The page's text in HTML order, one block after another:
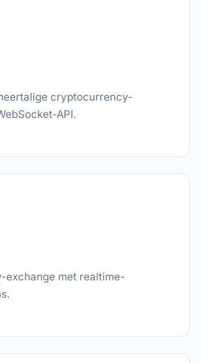
cryptocurrency-
API.
exchange met realtime-